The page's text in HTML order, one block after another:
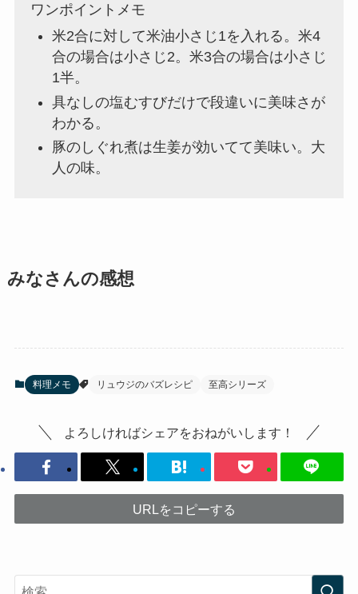
ワンポイントメモ
米2合に対して米油小さじ1を入れる。米4
合の場合は小さじ2。米3合の場合は小さじ
1半。
具なしの塩むすびだけで段違いに美味さが
わかる。
豚のしぐれ煮は生姜が効いてて美味い。大
人の味。
みなさんの感想
料理メモ リュウジのバズレシピ 至高シリーズ
よろしければシェアをおねがいします！
URLをコピーする